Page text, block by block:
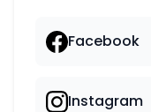
Facebook
Instagram